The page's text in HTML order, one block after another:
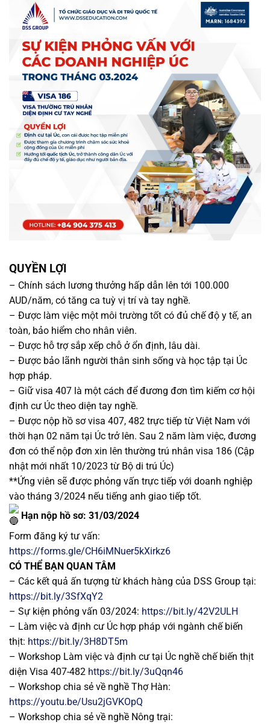
QUYỀN LỢI
– Chính sách lương thưởng hấp dẫn lên tới 100.000
AUD/năm, có tăng ca tuỳ vị trí và tay nghề.
– Được làm việc một môi trường tốt có đủ chế độ y tế, an
toàn, bảo hiểm cho nhân viên.
– Được hỗ trợ sắp xếp chỗ ở ổn định, lâu dài.
– Được bảo lãnh người thân sinh sống và học tập tại Úc
hợp pháp.
– Giữ visa 407 là một cách để đương đơn tìm kiếm cơ hội
định cư Úc theo diện tay nghề.
– Được nộp hồ sơ visa 407, 482 trực tiếp từ Việt Nam với
thời hạn 02 năm tại Úc trở lên. Sau 2 năm làm việc, đương
đơn có thể nộp đơn xin lên thường trú nhân visa 186 (Cập
nhật mới nhất 10/2023 từ Bộ di trú Úc)
**Ứng viên sẽ được phỏng vấn trực tiếp với doanh nghiệp
vào tháng 3/2024 nếu tiếng anh giao tiếp tốt.
Hạn nộp hồ sơ: 31/03/2024
Form đăng ký tư vấn:
https://forms.gle/CH6iMNuer5kXirkz6
CÓ THỂ BẠN QUAN TÂM
– Các kết quả ấn tượng từ khách hàng của DSS Group tại:
https://bit.ly/3SfXqY2
– Sự kiện phỏng vấn 03/2024: https://bit.ly/42V2ULH
– Làm việc và định cư Úc hợp pháp với ngành chế biến
thịt: https://bit.ly/3H8DT5m
– Workshop Làm việc và định cư tại Úc nghề chế biến thịt
diện Visa 407-482 https://bit.ly/3uQqn46
– Workshop chia sẻ về nghề Thợ Hàn:
https://youtu.be/Usu2jGVKOpQ
– Workshop chia sẻ về nghề Nông trại: